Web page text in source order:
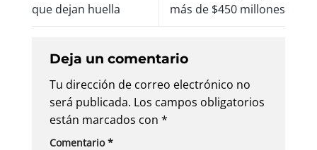
que dejan huella
más de $450 millones
Deja un comentario
Tu dirección de correo electrónico no
será publicada. Los campos obligatorios
están marcados con *
Comentario*